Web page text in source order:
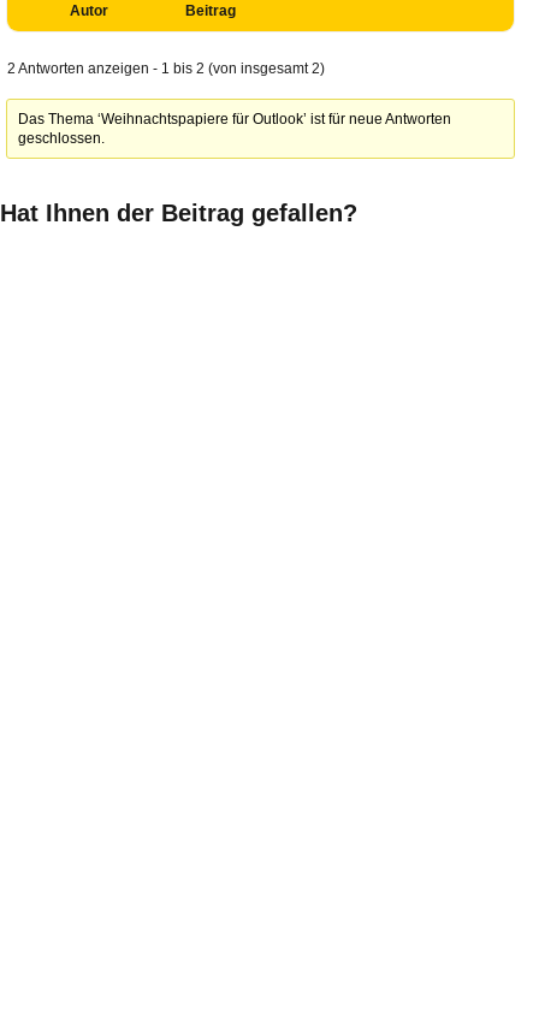
Autor Beitrag
2 Antworten anzeigen - 1 bis 2 (von insgesamt 2)
Das Thema ‘Weihnachtspapiere für Outlook’ ist für neue Antworten
geschlossen.
Hat Ihnen der Beitrag gefallen?